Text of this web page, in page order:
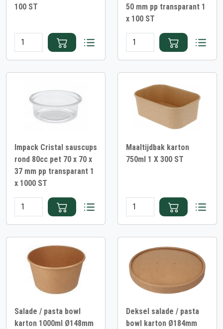
100 ST
50 mm pp transparant 1
x 100 ST
Impack Cristal sauscups
rond 80cc pet 70 x 70 x
37 mm pp transparant 1
x 1000 ST
Maaltijdbak karton
750ml 1 X 300 ST
Salade / pasta bowl
karton 1000ml Ø148mm
Deksel salade / pasta
bowl karton Ø184mm